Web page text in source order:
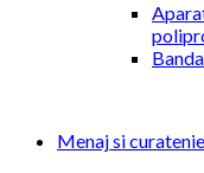
Menaj si curatenie